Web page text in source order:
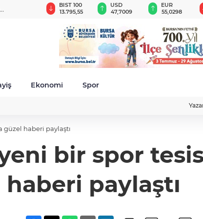
BIST 100
13.795,55
USD
47,7009
EUR
55,0298
Ekonomi Spor
güzel haberi paylaştı
bir spor
haberi paylaştı